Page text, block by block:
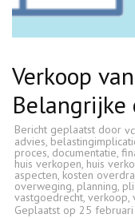
Verkoop
Belangrijke
Bericht geplaatst door
advies,
proces, documentatie,
huis verkopen, huis
aspecten, kosten
overweging, planning,
vastgoedrecht, verkoop,
Geplaatst op 25